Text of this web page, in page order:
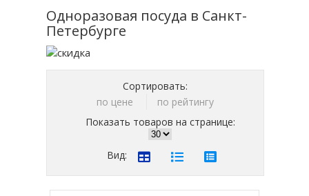
Одноразовая посуда в Санкт-
Петербурге
Сортировать:
по цене
по рейтингу
Показать товаров на странице:
Вид: